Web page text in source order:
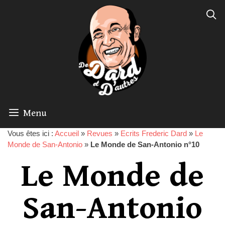
Menu
Vous êtes ici : Accueil » Revues » Ecrits Frederic Dard » Le
Monde de San-Antonio » Le Monde de San-Antonio n°10
Le Monde de
San-Antonio